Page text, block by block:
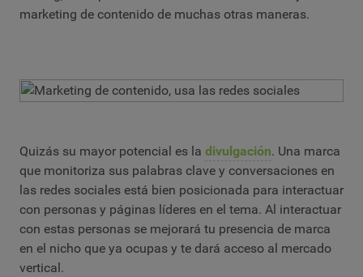
marketing de contenido de muchas otras maneras.
Quizás su mayor potencial es la divulgación. Una marca
que monitoriza sus palabras clave y conversaciones en
las redes sociales está bien posicionada para interactuar
con personas y páginas líderes en el tema. Al interactuar
con estas personas se mejorará tu presencia de marca
en el nicho que ya ocupas y te dará acceso al mercado
vertical.